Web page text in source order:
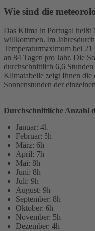
Wie sind die
Das Klima in Portugal heißt
willkommen. Im
Temperaturmaximum bei
an 84 Tagen pro Jahr. Die
durchschnittlich 6,6
Klimatabelle zeigt Ihnen die
Sonnenstunden der
Durchschnittliche Anzahl
Januar: 4h
Februar: 5h
März: 6h
April: 7h
Mai: 8h
Juni: 8h
Juli: 9h
August: 9h
September: 8h
Oktober: 6h
November: 5h
Dezember: 4h